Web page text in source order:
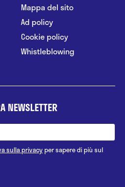
Mappa del sito
Ad policy
Cookie policy
Whistleblowing
NEWSLETTER
sulla privacyper sapere di più sul